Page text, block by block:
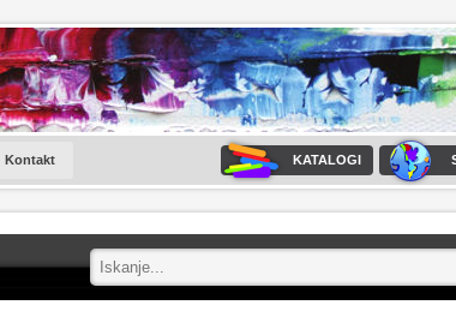
Kontakt KATALOGI